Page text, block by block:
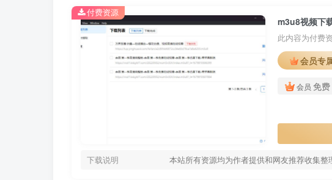
m3u8视频下
此内容为付费
会员专
会员 免费
下载说明 本站所有资源均为作者提供和网友推荐收集整
付费资源